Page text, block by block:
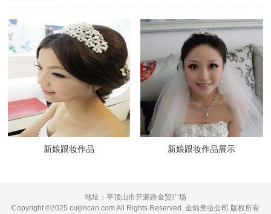
新娘跟妆作品 新娘跟妆作品展示
地址：平顶山市开源路金贸广场
Copyright ©2025 cuijincan.com All Rights Reserved. 金灿美妆公司 版权所有